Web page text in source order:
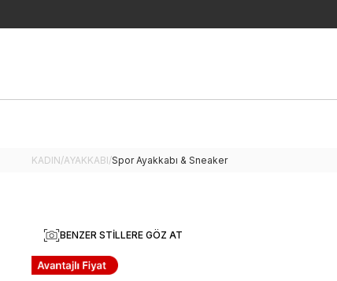
KADIN/AYAKKABI/Spor Ayakkabı & Sneaker
BENZER STILLERE GÖZ AT